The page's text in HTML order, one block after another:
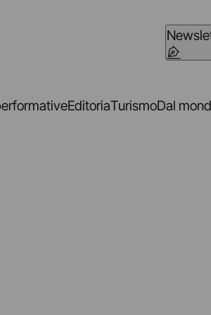
EditoriaTurismoDal